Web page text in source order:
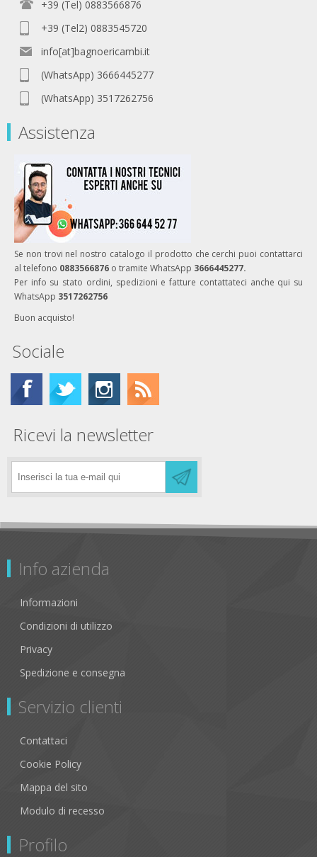
+39 (Tel) 0883566876
+39 (Tel2) 0883545720
info[at]bagnoericambi.it
(WhatsApp) 3666445277
(WhatsApp) 3517262756
Assistenza
Se non trovi nel nostro catalogo il prodotto che cerchi puoi contattarci
al telefono 0883566876 o tramite WhatsApp 3666445277.
Per info su stato ordini, spedizioni e fatture contattateci anche qui su
WhatsApp 3517262756
Buon acquisto!
Sociale
Ricevi la newsletter
Info azienda
Informazioni
Condizioni di utilizzo
Privacy
Spedizione e consegna
Servizio clienti
Contattaci
Cookie Policy
Mappa del sito
Modulo di recesso
Profilo